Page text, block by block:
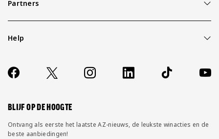
Partners
Help
Contact
FAQ
Socials
https://www.facebook.com/AZAlkmaar
X Instagram LinkedIn TikTok
BLIJF OP DE HOOGTE
Ontvang als eerste het laatste AZ-nieuws, de leukste winacties en de
beste aanbiedingen!